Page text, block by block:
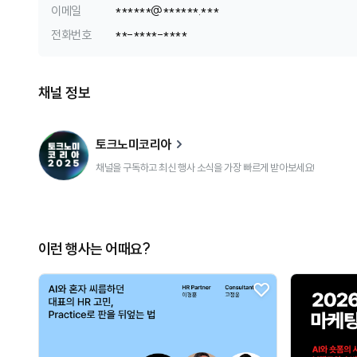
이메일 ******@******.***
전화번호
**-****-****
채널 정보
토크노미코리아
채널을 구독하고 최신 행사 소식을 가장 빠르게 받아보세요!
이런 행사는 어때요?